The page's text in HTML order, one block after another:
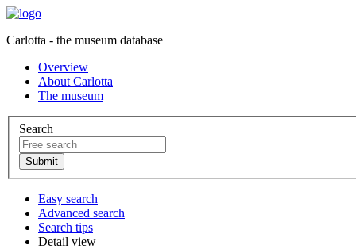
Carlotta - the museum database
Overview
About Carlotta
The museum
Search
Easy search
Advanced search
Search tips
Detail view